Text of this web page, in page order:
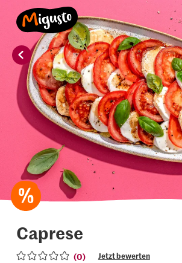
Caprese
(0) Jetzt bewerten